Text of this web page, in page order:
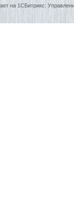
на 1СБитрикс: